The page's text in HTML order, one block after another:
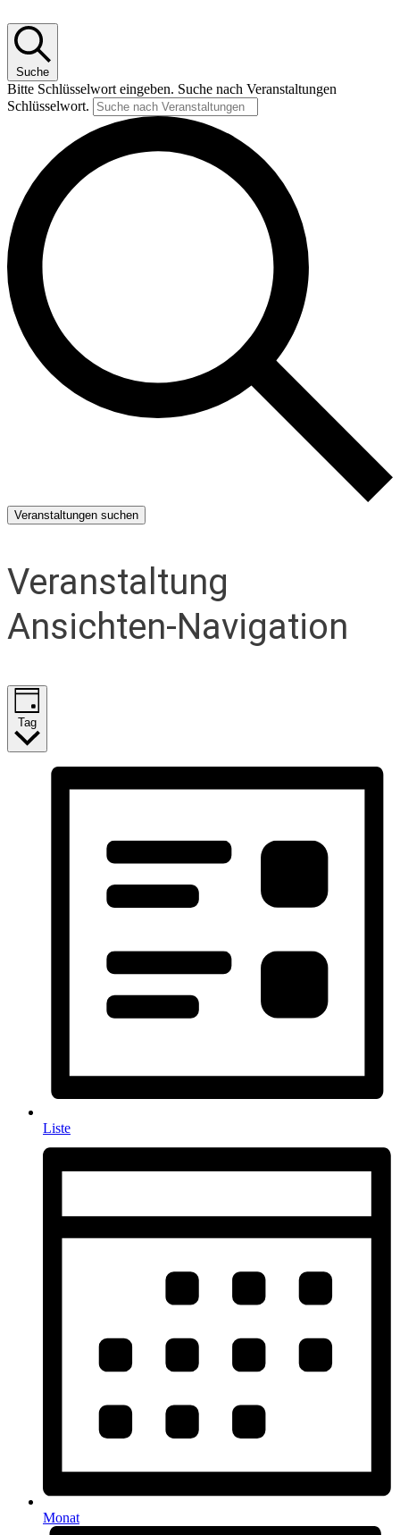
Suche
Bitte Schlüsselwort eingeben. Suche nach Veranstaltungen
Schlüsselwort.
Veranstaltungen suchen
Veranstaltung
Ansichten-Navigation
Tag
Liste
Monat